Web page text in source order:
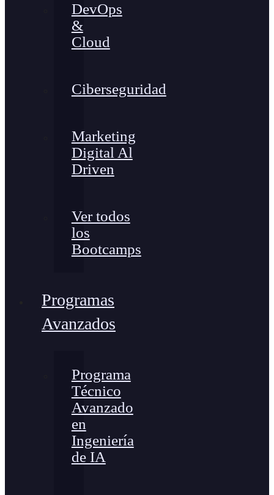
DevOps
&
Cloud
Ciberseguridad
Marketing
Digital Al
Driven
Ver todos
los
Bootcamps
Programas
Avanzados
Programa
Técnico
Avanzado
en
Ingeniería
de IA